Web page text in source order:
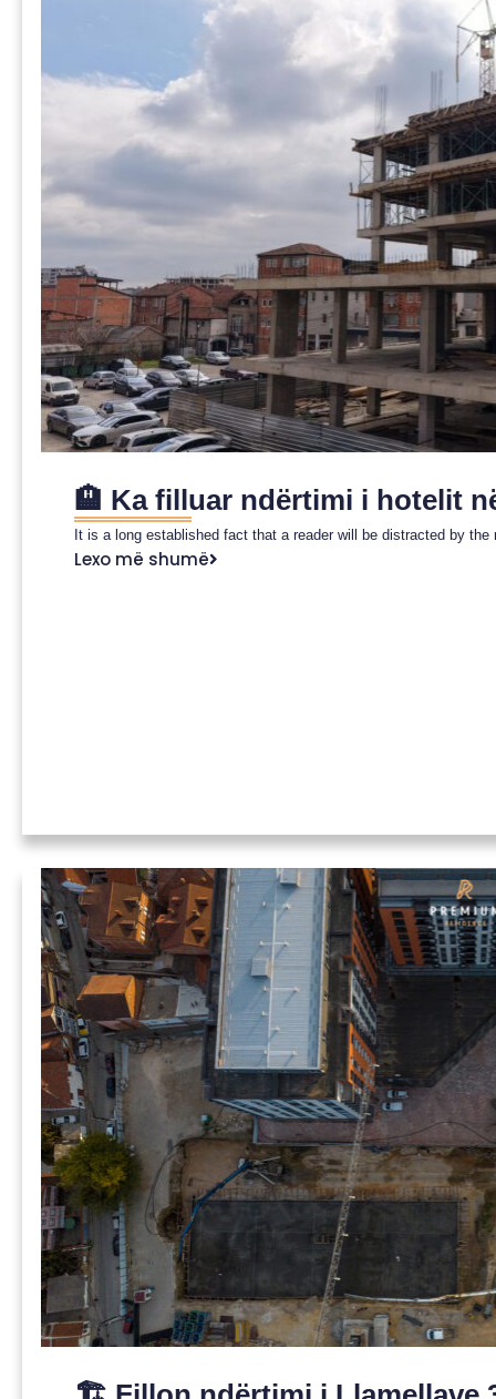
🏨 Ka filluar ndërtimi i hotelit
It is a long established fact that a reader will be distracted by
Lexo më shumë